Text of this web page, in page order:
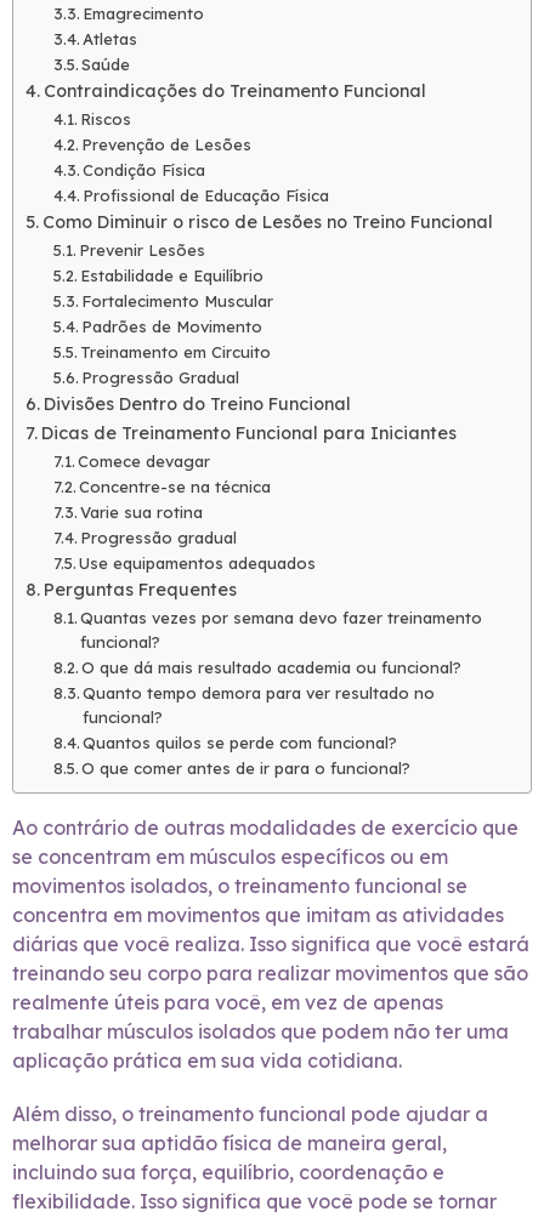
Emagrecimento
Atletas
Saúde
Contraindicações do Treinamento Funcional
Riscos
Prevenção de Lesões
Condição Física
Profissional de Educação Física
Como Diminuir o risco de Lesões no Treino Funcional
Prevenir Lesões
Estabilidade e Equilíbrio
Fortalecimento Muscular
Padrões de Movimento
Treinamento em Circuito
Progressão Gradual
Divisões Dentro do Treino Funcional
Dicas de Treinamento Funcional para Iniciantes
Comece devagar
Concentre-se na técnica
Varie sua rotina
Progressão gradual
Use equipamentos adequados
Perguntas Frequentes
Quantas vezes por semana devo fazer treinamento
funcional?
O que dá mais resultado academia ou funcional?
Quanto tempo demora para ver resultado no
funcional?
Quantos quilos se perde com funcional?
O que comer antes de ir para o funcional?
Ao contrário de outras modalidades de exercício que
se concentram em músculos específicos ou em
movimentos isolados, o treinamento funcional se
concentra em movimentos que imitam as atividades
diárias que você realiza. Isso significa que você estará
treinando seu corpo para realizar movimentos que são
realmente úteis para você, em vez de apenas
trabalhar músculos isolados que podem não ter uma
aplicação prática em sua vida cotidiana.
Além disso, o treinamento funcional pode ajudar a
melhorar sua aptidão física de maneira geral,
incluindo sua força, equilíbrio, coordenação e
flexibilidade. Isso significa que você pode se tornar